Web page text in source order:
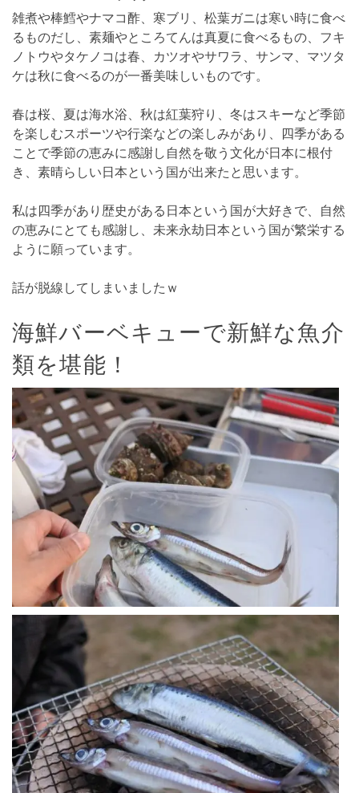
雑煮や棒鱈やナマコ酢、寒ブリ、松葉ガニは寒い時に食べ
るものだし、素麺やところてんは真夏に食べるもの、フキ
ノトウやタケノコは春、カツオやサワラ、サンマ、マツタ
ケは秋に食べるのが一番美味しいものです。
春は桜、夏は海水浴、秋は紅葉狩り、冬はスキーなど季節
を楽しむスポーツや行楽などの楽しみがあり、四季がある
ことで季節の恵みに感謝し自然を敬う文化が日本に根付
き、素晴らしい日本という国が出来たと思います。
私は四季があり歴史がある日本という国が大好きで、自然
の恵みにとても感謝し、未来永劫日本という国が繁栄する
ように願っています。
話が脱線してしまいましたｗ
海鮮バーベキューで新鮮な魚介
類を堪能！